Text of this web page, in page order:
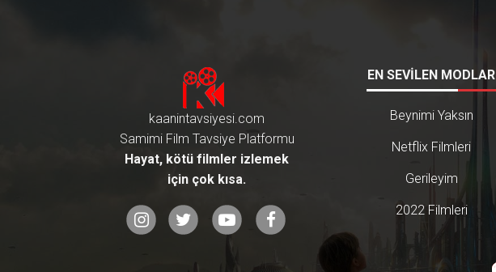
kaanintavsiyesi.com
Samimi Film Tavsiye Platformu
Hayat, kötü filmler izlemek
için çok kısa.
EN SEVİLEN MODLAR
Beynimi Yaksın
Netflix Filmleri
Gerileyim
2022 Filmleri